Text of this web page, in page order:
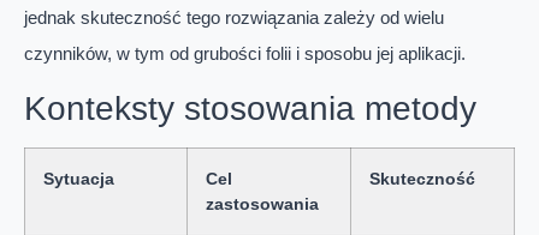
jednak skuteczność tego rozwiązania zależy od wielu
czynników, w tym od grubości folii i sposobu jej aplikacji.
Konteksty stosowania metody
Sytuacja
Cel
zastosowania
Skuteczność